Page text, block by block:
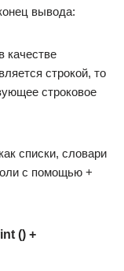
вывода:
качестве
строкой, то
строковое
списки, словари
с помощью +
() +